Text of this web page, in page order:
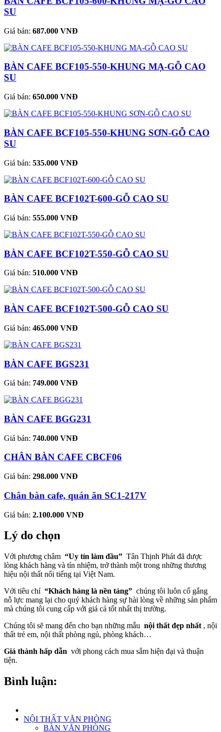
SU
Giá bán: 687.000 VNĐ
BÀN CAFE BCF105-550-KHUNG MẠ-GỖ CAO
SU
Giá bán: 650.000 VNĐ
BÀN CAFE BCF105-550-KHUNG SƠN-GỖ CAO
SU
Giá bán: 535.000 VNĐ
BÀN CAFE BCF102T-600-GỖ CAO SU
Giá bán: 555.000 VNĐ
BÀN CAFE BCF102T-550-GỖ CAO SU
Giá bán: 510.000 VNĐ
BÀN CAFE BCF102T-500-GỖ CAO SU
Giá bán: 465.000 VNĐ
BÀN CAFE BGS231
Giá bán: 749.000 VNĐ
BÀN CAFE BGG231
Giá bán: 740.000 VNĐ
CHÂN BÀN CAFE CBCF06
Giá bán: 298.000 VNĐ
Chân bàn cafe, quán ăn SC1-217V
Giá bán: 2.100.000 VNĐ
Lý do chọn
Với phương châm “Uy tín làm đầu” Tân Thịnh Phát đã được
lòng khách hàng và tín nhiệm, trở thành một trong những thương
hiệu nội thất nổi tiếng tại Việt Nam.
Với tiêu chí “Khách hàng là nền tảng” chúng tôi luôn cố gắng
nỗ lực mang lại cho quý khách hàng sự hài lòng về những sản phẩm
mà chúng tôi cung cấp với giá cả tốt nhất thị trường.
Chúng tôi sẽ mang đến cho bạn những mẫu nội thất đẹp nhất , nội
thất trẻ em, nội thất phòng ngủ, phòng khách…
Giá thành hấp dẫn với phong cách mua sắm hiện đại và thuận
tiện.
Bình luận:
NỘI THẤT VĂN PHÒNG
BÀN VĂN PHÒNG